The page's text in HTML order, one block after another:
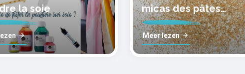
la soie
micas des pâtes
polymères cernit
Meer lezen